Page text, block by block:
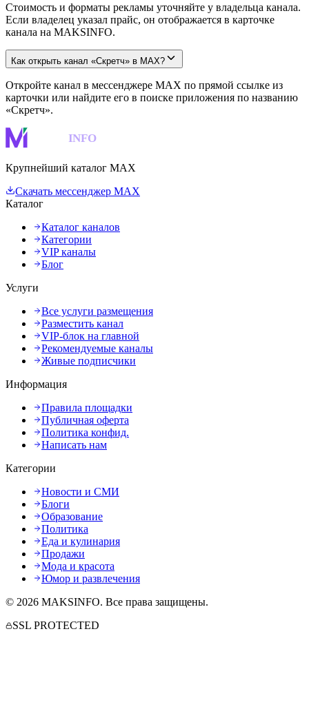
Стоимость и форматы рекламы уточняйте у владельца канала.
Если владелец указал прайс, он отображается в карточке
канала на MAKSINFO.
Как открыть канал «Скретч» в MAX?
Откройте канал в мессенджере MAX по прямой ссылке из
карточки или найдите его в поиске приложения по названию
«Скретч».
INFO
Крупнейший каталог MAX
Скачать мессенджер MAX
Каталог
Каталог каналов
Категории
VIP каналы
Блог
Услуги
Все услуги размещения
Разместить канал
VIP-блок на главной
Рекомендуемые каналы
Живые подписчики
Информация
Правила площадки
Публичная оферта
Политика конфид.
Написать нам
Категории
Новости и СМИ
Блоги
Образование
Политика
Еда и кулинария
Продажи
Мода и красота
Юмор и развлечения
© 2026 MAKSINFO. Все права защищены.
SSL PROTECTED